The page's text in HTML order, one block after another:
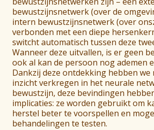
bewustzijnsnetwerk (over de
intern bewustzijnsnetwerk (over
verbonden met een diepe
switcht automatisch tussen deze
Wanneer deze uitvallen, is er geen
ook al kan de persoon nog ademen
Dankzij deze ontdekking hebben we
inzicht verkregen in het neurale
bewustzijn, deze bevindingen
implicaties: ze worden gebruikt om
herstel beter te voorspellen en
behandelingen te testen.